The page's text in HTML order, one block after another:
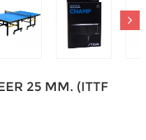
25 MM. (ITTF